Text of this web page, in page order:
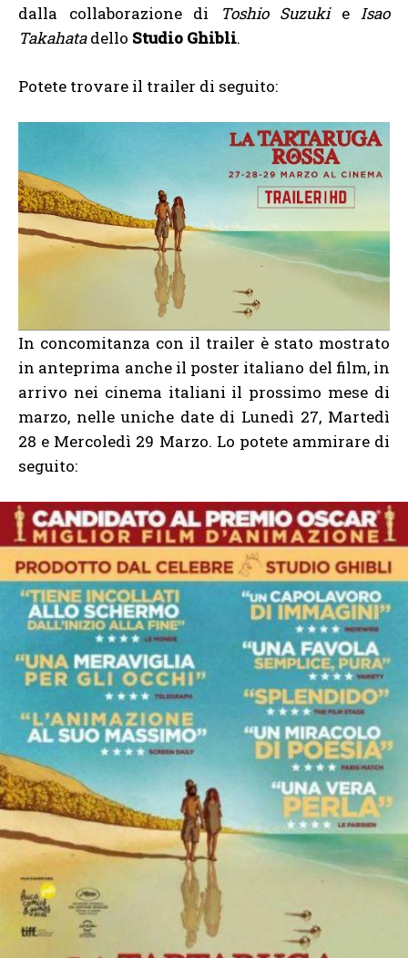
dalla collaborazione di
Toshio Suzukie Isao
Takahatadello Studio Ghibli.
Potete trovare il trailer di seguito:
In concomitanza con il trailer è stato mostrato
in anteprima anche il poster italiano del film, in
arrivo nei cinema italiani il prossimo mese di
marzo, nelle uniche date di Lunedì 27, Martedì
28 e Mercoledì 29 Marzo. Lo potete ammirare di
seguito: